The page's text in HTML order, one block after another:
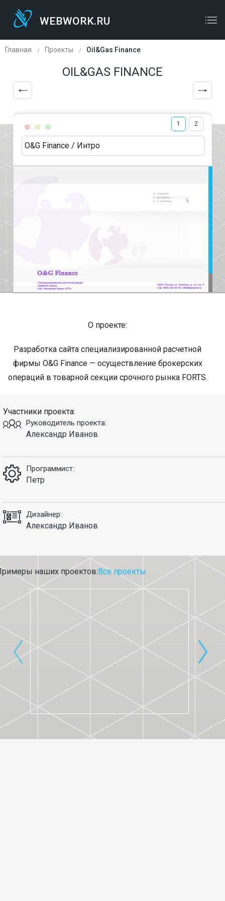
WEBWORK.RU
Главная Проекты Oil&Gas Finance
OIL&GAS FINANCE
1 2
O&G Finance / Интро
О проекте:
Разработка сайта специализированной расчетной
фирмы O&G Finance — осуществление брокерских
операций в товарной секции срочного рынка FORTS.
Участники проекта:
Руководитель проекта:
Александр Иванов
Программист:
Петр
Дизайнер:
Александр Иванов
наших проектов:Все проекты